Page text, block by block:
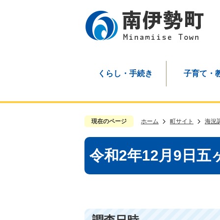
くらし・手続き 子育て・
現在のページ ホーム 町サイト 海況
令和2年12月9日五